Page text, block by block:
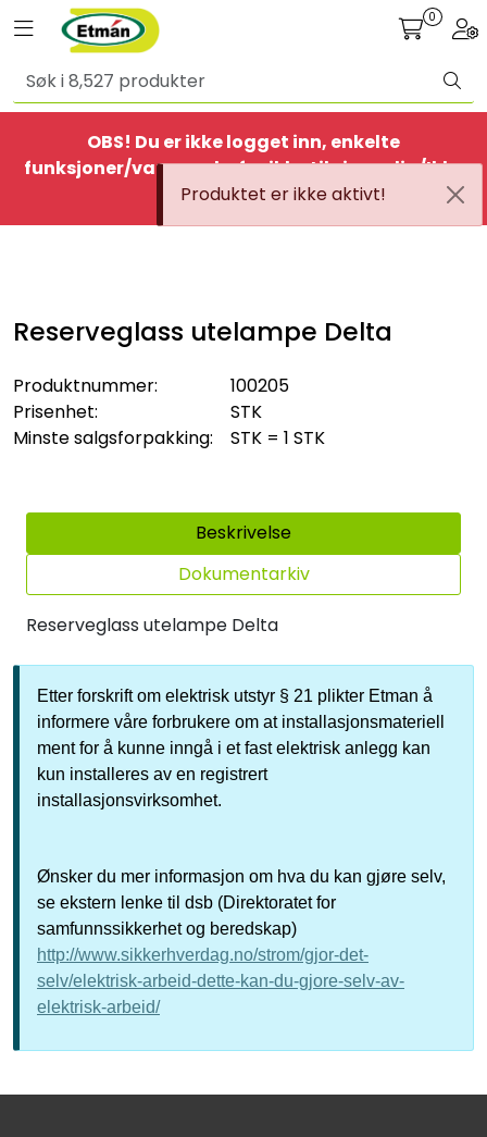
Skip to main content
Toggle navigation 0
OBS! Du er ikke logget inn, enkelte
funksjoner/varer er derfor ikke tilgjengelig/Ikke
aktiv
Produktet er ikke aktivt!
Reserveglass utelampe Delta
Produktnummer:
100205
Prisenhet:
STK
Minste salgsforpakking:
STK = 1 STK
Beskrivelse
Dokumentarkiv
Reserveglass utelampe Delta
Etter forskrift om elektrisk utstyr § 21 plikter Etman å
informere våre forbrukere om at installasjonsmateriell
ment for å kunne inngå i et fast elektrisk anlegg kan
kun installeres av en registrert
installasjonsvirksomhet.
Ønsker du mer informasjon om hva du kan gjøre selv,
se ekstern lenke til dsb (Direktoratet for
samfunnssikkerhet og beredskap)
http://www.sikkerhverdag.no/strom/gjor-det-
selv/elektrisk-arbeid-dette-kan-du-gjore-selv-av-
elektrisk-arbeid/
Alle produkter
BestSelgere
Provisorisk
Bolig
Belysning
Sikringsmateriell
Verktøy
Outlet